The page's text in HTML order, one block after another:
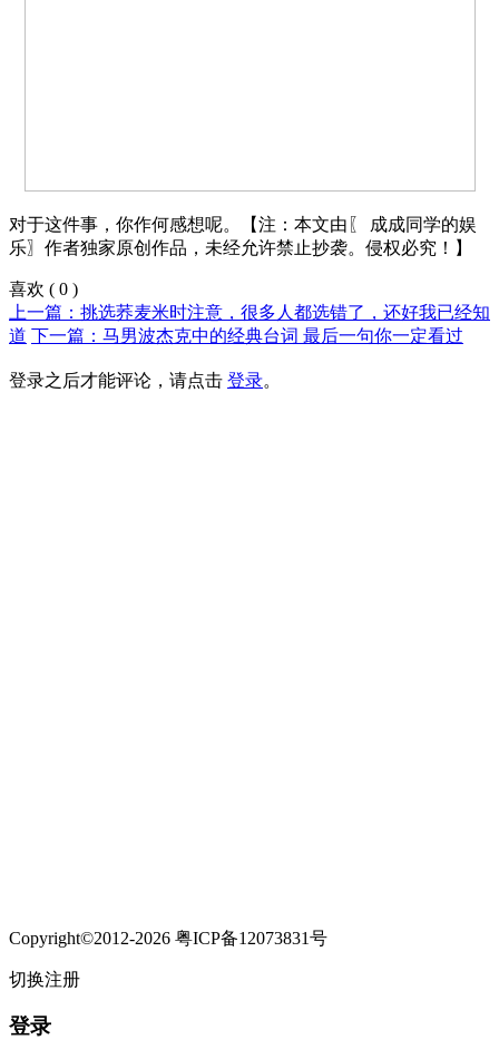
对于这件事，你作何感想呢。【注：本文由〖 成成同学的娱
乐〗作者独家原创作品，未经允许禁止抄袭。侵权必究！】
喜欢 ( 0 )
上一篇：挑选荞麦米时注意，很多人都选错了，还好我已经知
道 下一篇：马男波杰克中的经典台词 最后一句你一定看过
登录之后才能评论，请点击 登录。
Copyright©2012-2026 粤ICP备12073831号
切换注册
登录